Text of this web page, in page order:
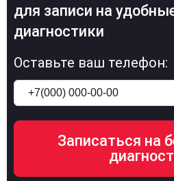
для записи на
диагностики
Оставьте ваш телефон: